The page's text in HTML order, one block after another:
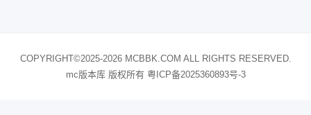
COPYRIGHT©2025-2026 MCBBK.COM ALL RIGHTS RESERVED.
mc版本库 版权所有 粤ICP备2025360893号-3